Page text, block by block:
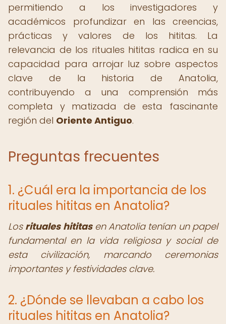
permitiendo a los investigadores y
académicos profundizar en las creencias,
prácticas y valores de los hititas. La
relevancia de los rituales hititas radica en su
capacidad para arrojar luz sobre aspectos
clave de la historia de Anatolia,
contribuyendo a una comprensión más
completa y matizada de esta fascinante
región del Oriente Antiguo.
Preguntas frecuentes
1. ¿Cuál era la importancia de los
rituales hititas en Anatolia?
Los rituales hititasen Anatolia tenían un papel
fundamental en la vida religiosa y social de
esta civilización, marcando ceremonias
importantes y festividades clave.
2. ¿Dónde se llevaban a cabo los
rituales hititas en Anatolia?